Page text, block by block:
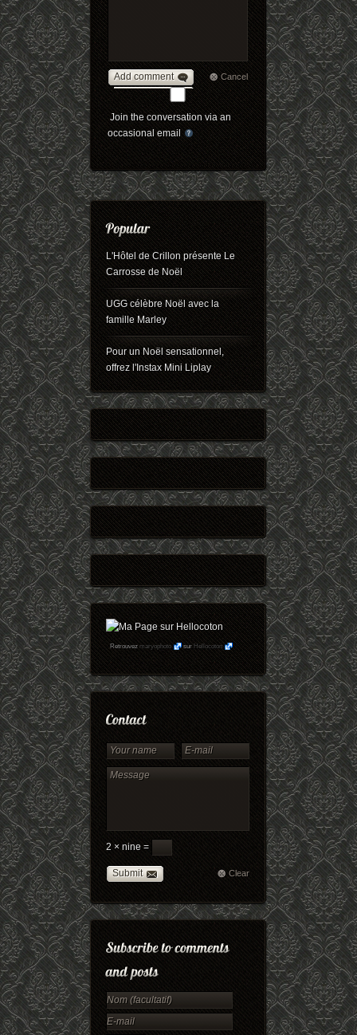
Add comment Cancel
Join the conversation via an
occasional email
L'Hôtel de Crillon présente Le
Carrosse de Noël
UGG célèbre Noël avec la
famille Marley
Pour un Noël sensationnel,
offrez l'Instax Mini Liplay
Retrouvezmaryophoto surHellocoton
2 × nine =
Submit Clear